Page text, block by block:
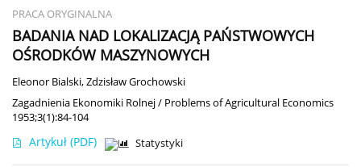
PRACA ORYGINALNA
BADANIA NAD LOKALIZACJĄ PAŃSTWOWYCH
OŚRODKÓW MASZYNOWYCH
Eleonor Bialski,Zdzisław Grochowski
Zagadnienia Ekonomiki Rolnej / Problems of Agricultural Economics
1953;3(1):84-104
Artykuł (PDF) Statystyki